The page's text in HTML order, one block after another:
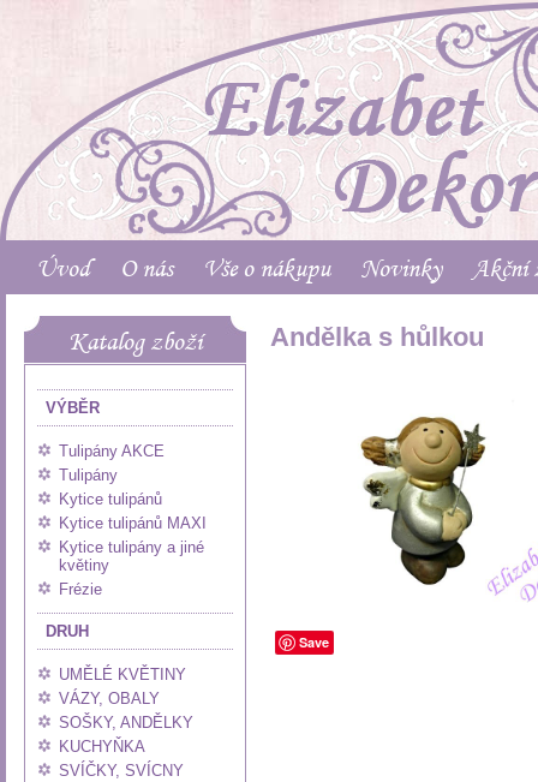
Úvod O nás Vše o nákupu Novinky Akční
Katalog zboží
VÝBĚR
Tulipány AKCE
Tulipány
Kytice tulipánů
Kytice tulipánů MAXI
Kytice tulipány a jiné
květiny
Frézie
DRUH
UMĚLÉ KVĚTINY
VÁZY, OBALY
SOŠKY, ANDĚLKY
KUCHYŇKA
SVÍČKY, SVÍCNY
Andělka s hůlkou
Save